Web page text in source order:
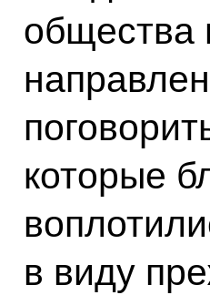
общества
которые
в виду